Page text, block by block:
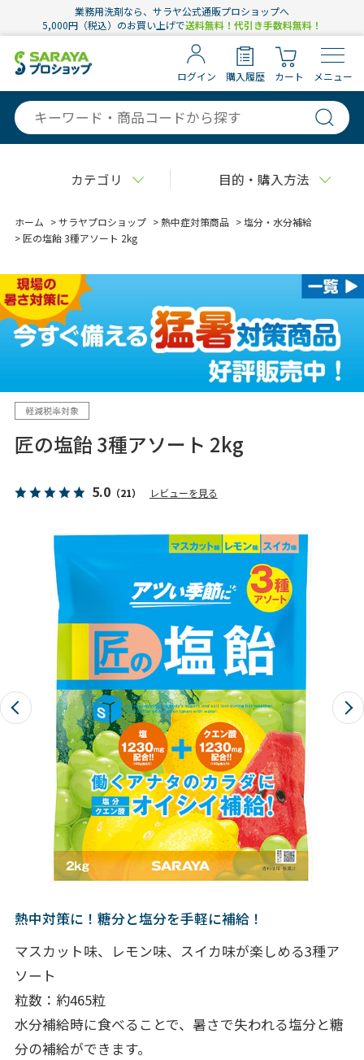
業務用洗剤なら、サラヤ公式通販プロショップへ
5,000円（税込）のお買い上げで送料無料！代引き手数料無料！
ログイン 購入履歴 カート メニュー
カテゴリ 目的・購入方法
ホーム >サラヤプロショップ >熱中症対策商品 >塩分・水分補給
>匠の塩飴 3種アソート 2kg
匠の塩飴 3種アソート 2kg
5.0（21） レビューを見る
熱中対策に！糖分と塩分を手軽に補給！
マスカット味、レモン味、スイカ味が楽しめる3種ア
ソート
粒数：約465粒
水分補給時に食べることで、暑さで失われる塩分と糖
分の補給ができます。